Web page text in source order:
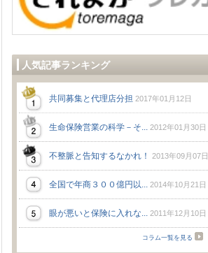
人気記事ランキング
共同募集と代理店分担 2017年01月12日
生命保険営業の科学－そ... 2012年01月30日
不整脈と告知するなかれ！ 2013年09月07日
全国で年商３００億円以... 2014年10月21日
眼が悪いと保険に入れな... 2011年12月10日
コラム一覧を見る